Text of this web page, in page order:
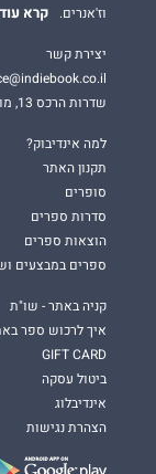
וז'אנרים.
קרא עוד
יצירת קשר
שדרות הרכס 13, מודיעין
למה אינדיבוק?
תקנון האתר
סופרים
סדרות ספרים
הוצאות ספרים
ספרים במבצעים
קניה באתר - שו"ת
איך לרכוש ספר
GIFT CARD
ביטול עסקה
אינדיבלוג
הצהרת נגישות